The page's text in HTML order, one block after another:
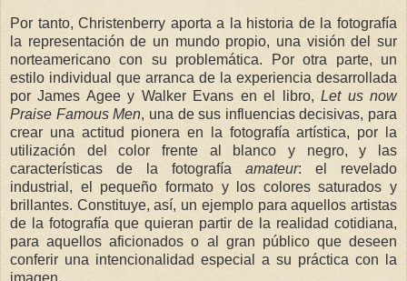
Por tanto, Christenberry aporta a la historia de la fotografía
la representación de un mundo propio, una visión del sur
norteamericano con su problemática. Por otra parte, un
estilo individual que arranca de la experiencia desarrollada
por James Agee y Walker Evans en el libro,Let us now
Praise Famous Men, una de sus influencias decisivas, para
crear una actitud pionera en la fotografía artística, por la
utilización del color frente al blanco y negro, y las
características de la fotografía amateur: el revelado
industrial, el pequeño formato y los colores saturados y
brillantes. Constituye, así, un ejemplo para aquellos artistas
de la fotografía que quieran partir de la realidad cotidiana,
para aquellos aficionados o al gran público que deseen
conferir una intencionalidad especial a su práctica con la
imagen.